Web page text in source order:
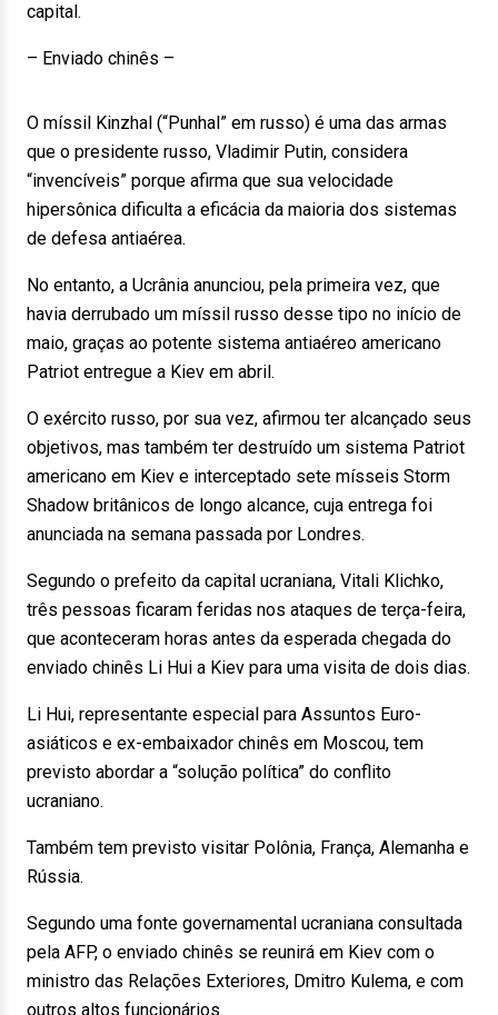
capital.
– Enviado chinês –
O míssil Kinzhal (“Punhal” em russo) é uma das armas
que o presidente russo, Vladimir Putin, considera
“invencíveis” porque afirma que sua velocidade
hipersônica dificulta a eficácia da maioria dos sistemas
de defesa antiaérea.
No entanto, a Ucrânia anunciou, pela primeira vez, que
havia derrubado um míssil russo desse tipo no início de
maio, graças ao potente sistema antiaéreo americano
Patriot entregue a Kiev em abril.
O exército russo, por sua vez, afirmou ter alcançado seus
objetivos, mas também ter destruído um sistema Patriot
americano em Kiev e interceptado sete mísseis Storm
Shadow britânicos de longo alcance, cuja entrega foi
anunciada na semana passada por Londres.
Segundo o prefeito da capital ucraniana, Vitali Klichko,
três pessoas ficaram feridas nos ataques de terça-feira,
que aconteceram horas antes da esperada chegada do
enviado chinês Li Hui a Kiev para uma visita de dois dias.
Li Hui, representante especial para Assuntos Euro-
asiáticos e ex-embaixador chinês em Moscou, tem
previsto abordar a “solução política” do conflito
ucraniano.
Também tem previsto visitar Polônia, França, Alemanha e
Rússia.
Segundo uma fonte governamental ucraniana consultada
pela AFP, o enviado chinês se reunirá em Kiev com o
ministro das Relações Exteriores, Dmitro Kulema, e com
outros altos funcionários.